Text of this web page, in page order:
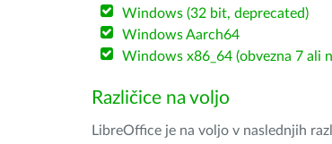
Windows (32 bit, deprecated)
Windows Aarch64
Windows x86_64 (obvezna 7 ali
Različice na voljo
LibreOffice je na voljo v naslednjih